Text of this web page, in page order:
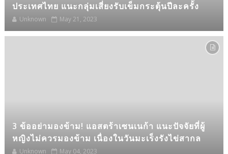
ประเทศไทย แนะกลุ่มเสี่ยงรับเข็มกระตุ้นปีละครั้ง
Unknown May 21, 2023
3 ข้ออย่ามองข้าม! แอสตร้าเซนเนก้า แนะปัจจัยที่ผู้
หญิงไม่ควรมองข้าม เนื่องในวันมะเร็งรังไข่สากล
Unknown May 04, 2023